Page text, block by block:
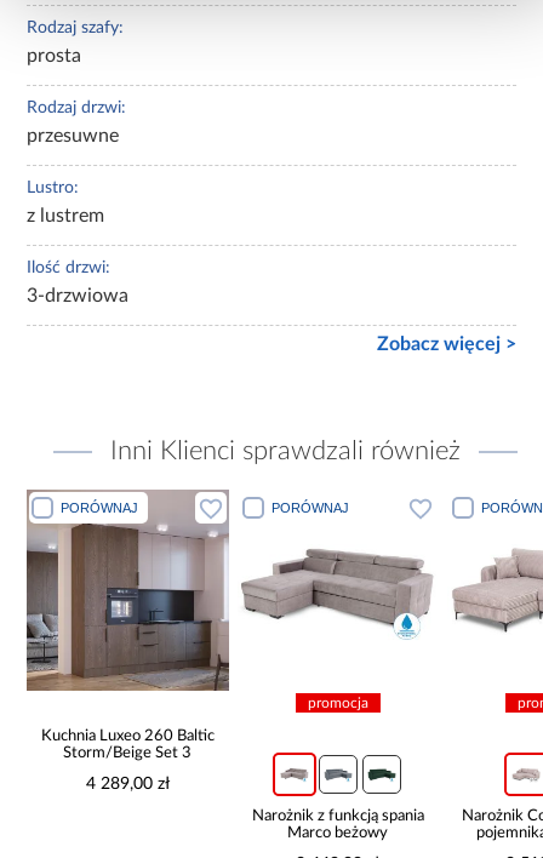
Rodzaj szafy:
prosta
Rodzaj drzwi:
przesuwne
Lustro:
z lustrem
Ilość drzwi:
3-drzwiowa
Zobacz więcej >
Inni Klienci sprawdzali również
PORÓWNAJ
Kuchnia Luxeo 260 Baltic
Storm/Beige Set 3
4 289,00 zł
PORÓWNAJ
promocja
Narożnik z funkcją spania
Marco beżowy
Narożnik